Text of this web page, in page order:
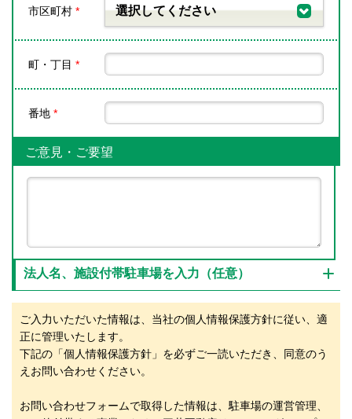
市区町村 * 選択してください
町・丁目 *
番地 *
ご意見・ご要望
法人名、施設付帯駐車場を入力（任意）
ご入力いただいた情報は、当社の個人情報保護方針に従い、適
正に管理いたします。
下記の「個人情報保護方針」を必ずご一読いただき、同意のう
えお問い合わせください。
お問い合わせフォームで取得した情報は、駐車場の運営管理、